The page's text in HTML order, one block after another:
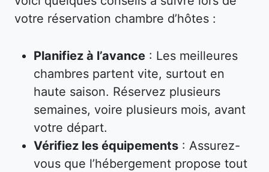
votre réservation chambre d’hôtes :
Planifiez à l’avance : Les meilleures
chambres partent vite, surtout en
haute saison. Réservez plusieurs
semaines, voire plusieurs mois, avant
votre départ.
Vérifiez les équipements : Assurez-
vous que l’hébergement propose tout